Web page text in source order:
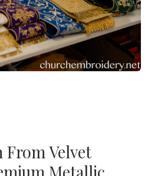
From Velvet